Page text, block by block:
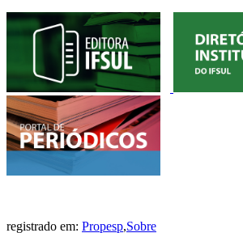
registrado em: Propesp,Sobre